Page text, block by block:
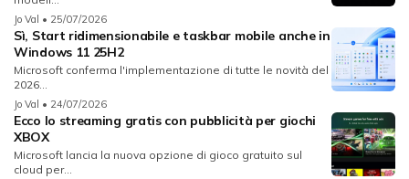
Jo Val • 25/07/2026
Sì, Start ridimensionabile e taskbar mobile anche in
Windows 11 25H2
Microsoft conferma l'implementazione di tutte le novità del
2026...
Jo Val • 24/07/2026
Ecco lo streaming gratis con pubblicità per giochi
XBOX
Microsoft lancia la nuova opzione di gioco gratuito sul
cloud per...